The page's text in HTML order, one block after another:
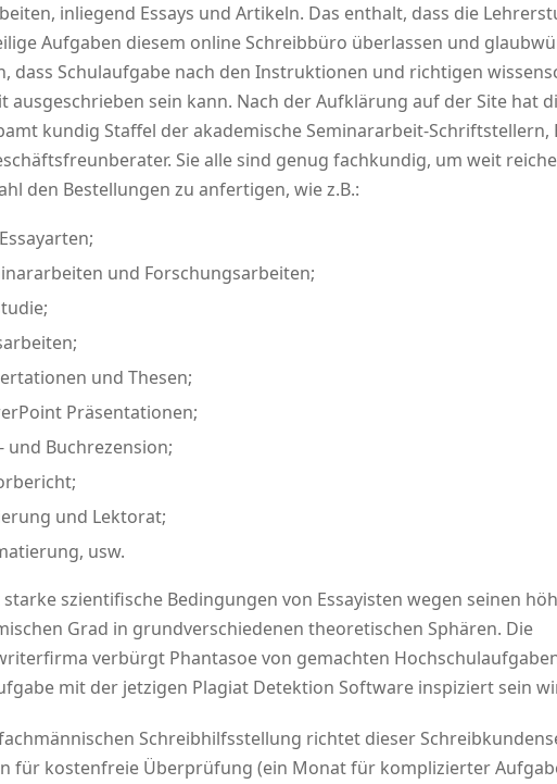
inliegend Essays und Artikeln. Das enthalt, dass die
Aufgaben diesem online Schreibbüro überlassen und
dass Schulaufgabe nach den Instruktionen und richtigen
ausgeschrieben sein kann. Nach der Aufklärung auf der Site hat
kundig Staffel der akademische Seminararbeit-Schriftstellern,
Sie alle sind genug fachkundig, um weit
den Bestellungen zu anfertigen, wie z.B.:
und Forschungsarbeiten;
und Thesen;
Präsentationen;
und Buchrezension;
und Lektorat;
usw.
szientifische Bedingungen von Essayisten wegen seinen
Grad in grundverschiedenen theoretischen Sphären. Die
verbürgt Phantasoe von gemachten
mit der jetzigen Plagiat Detektion Software inspiziert sein
Schreibhilfsstellung richtet dieser
für kostenfreie Überprüfung (ein Monat für komplizierter